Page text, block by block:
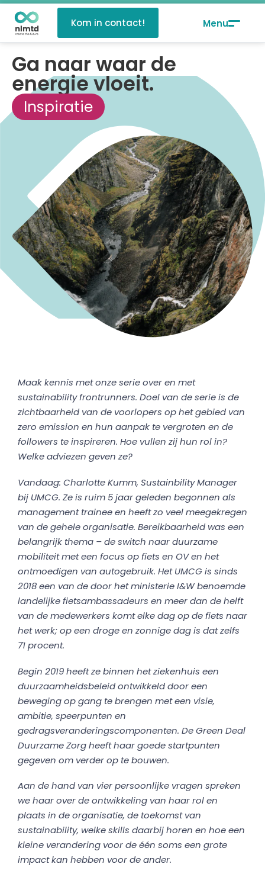
Kom in contact!
Ga naar waar de
energie vloeit.
Inspiratie
Maak kennis met onze serie over en met
sustainability frontrunners. Doel van de serie is de
zichtbaarheid van de voorlopers op het gebied van
zero emission en hun aanpak te vergroten en de
followers te inspireren. Hoe vullen zij hun rol in?
Welke adviezen geven ze?
Vandaag: Charlotte Kumm, Sustainbility Manager
bij UMCG. Ze is ruim 5 jaar geleden begonnen als
management trainee en heeft zo veel meegekregen
van de gehele organisatie. Bereikbaarheid was een
belangrijk thema – de switch naar duurzame
mobiliteit met een focus op fiets en OV en het
ontmoedigen van autogebruik. Het UMCG is sinds
2018 een van de door het ministerie I&W benoemde
landelijke fietsambassadeurs en meer dan de helft
van de medewerkers komt elke dag op de fiets naar
het werk; op een droge en zonnige dag is dat zelfs
71 procent.
Begin 2019 heeft ze binnen het ziekenhuis een
duurzaamheidsbeleid ontwikkeld door een
beweging op gang te brengen met een visie,
ambitie, speerpunten en
gedragsveranderingscomponenten. De Green Deal
Duurzame Zorg heeft haar goede startpunten
gegeven om verder op te bouwen.
Aan de hand van vier persoonlijke vragen spreken
we haar over de ontwikkeling van haar rol en
plaats in de organisatie, de toekomst van
sustainability, welke skills daarbij horen en hoe een
kleine verandering voor de één soms een grote
impact kan hebben voor de ander.